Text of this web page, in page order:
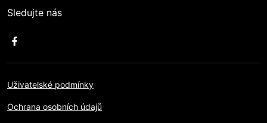
Sledujte nás
Uživatelské podmínky
Ochrana osobních údajů